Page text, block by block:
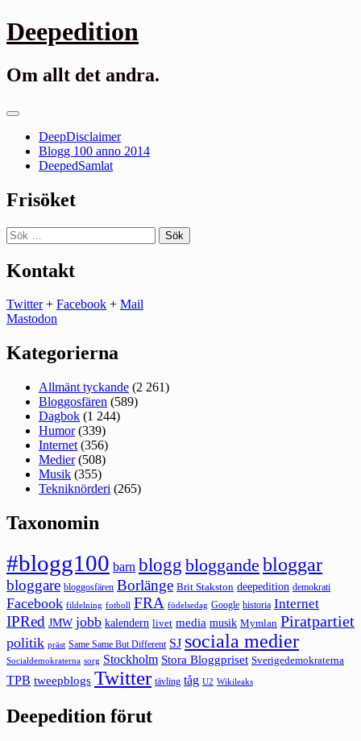
Gå
till
Deepedition
Om allt det andra.
Primär
DeepDisclaimer
Blogg 100 anno 2014
DeepedSamlat
Frisöket
Sök
efter:
Kontakt
Twitter+ Facebook + Mail
Mastodon
Kategorierna
Allmänt tyckande (2 261)
Bloggosfären (589)
Dagbok (1 244)
Humor(339)
Internet (356)
Medier(508)
Musik (355)
Tekniknörderi (265)
Taxonomin
#blogg100 barn blogg bloggande bloggar
bloggare bloggosfären Borlänge Brit Stakston deepedition demokrati
Facebook fildelning fotboll FRA födelsedag Google historia Internet
IPRed JMW jobb kalendern livet media musik Mymlan Piratpartiet
politik präst Same Same But Different SJ sociala medier
Socialdemokraterna sorg Stockholm Stora Bloggpriset Sverigedemokraterna
TPB tweepblogs Twitter tävling tåg U2 Wikileaks
Deepedition förut